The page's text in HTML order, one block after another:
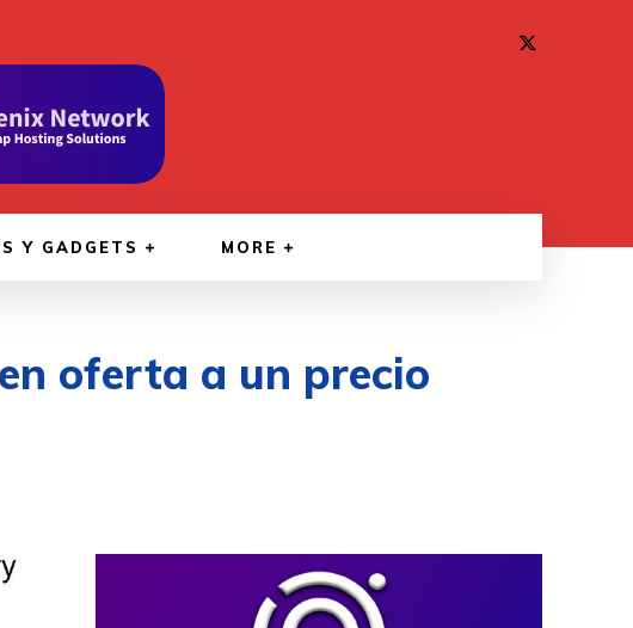
Y GADGETS MORE
oferta a un precio